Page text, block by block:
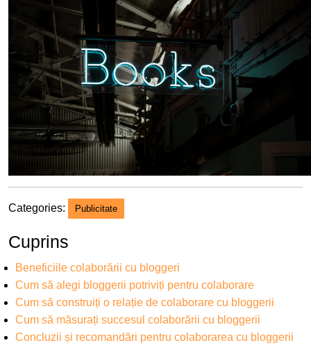
Categories: Publicitate
Cuprins
Beneficiile colaborării cu bloggeri
Cum să alegi bloggerii potriviți pentru colaborare
Cum să construiți o relație de colaborare cu bloggerii
Cum să măsurați succesul colaborării cu bloggerii
Concluzii și recomandări pentru colaborarea cu bloggerii